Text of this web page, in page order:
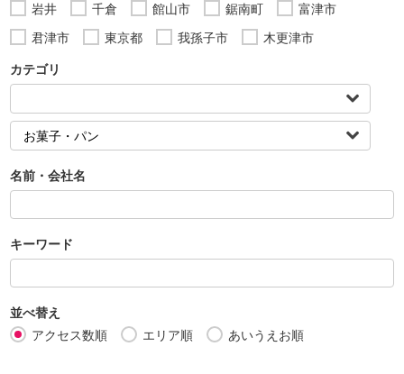
岩井
千倉 館山市 鋸南町
富津市
君津市
東京都 我孫子市 木更津市
カテゴリ
名前・会社名
キーワード
並べ替え
アクセス数順
エリア順 あいうえお順